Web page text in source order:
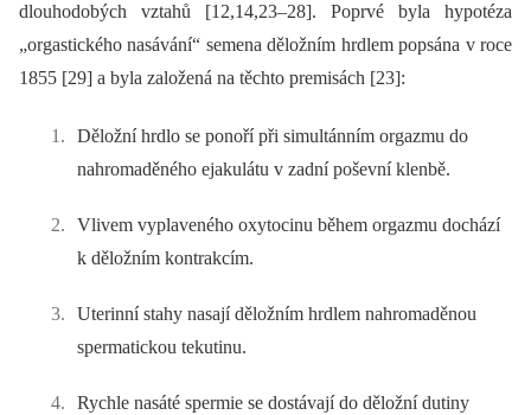
dlouhodobých vztahů [12,14,23–28]. Poprvé byla hypotéza
„orgastického nasávání“ semena děložním hrdlem popsána v roce
1855 [29] a byla založená na těchto premisách [23]:
Děložní hrdlo se ponoří při simultánním orgazmu do
nahromaděného ejakulátu v zadní poševní klenbě.
Vlivem vyplaveného oxytocinu během orgazmu dochází
k děložním kontrakcím.
Uterinní stahy nasají děložním hrdlem nahromaděnou
spermatickou tekutinu.
Rychle nasáté spermie se dostávají do děložní dutiny